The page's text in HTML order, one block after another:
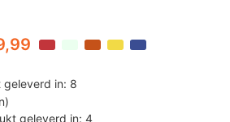
geleverd in: 8
geleverd in: 4